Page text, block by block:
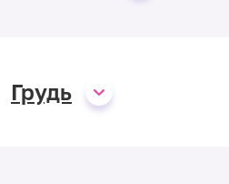
Грудь